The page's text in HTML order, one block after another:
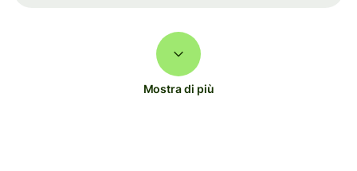
Mostra di più